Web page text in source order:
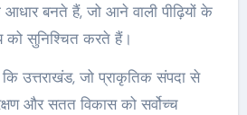
आधार बनते हैं, जो आने वाली पीढ़ियों के
को सुनिश्चित करते हैं।
उत्तराखंड, जो प्राकृतिक संपदा से
और सतत विकास को सर्वोच्च